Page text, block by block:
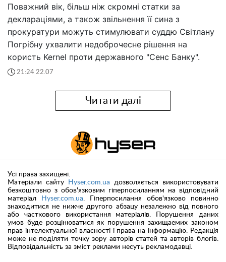
Поважний вік, більш ніж скромні статки за
деклараціями, а також звільнення її сина з
прокуратури можуть стимулювати суддю Світлану
Погрібну ухвалити недоброчесне рішення на
користь Kernel проти державного "Сенс Банку".
21:24 22.07
Читати далі
Усі права захищені.
Матеріали сайту
Hyser.com.ua дозволяється використовувати
безкоштовно з обов'язковим гіперпосиланням на відповідний
матеріал
Hyser.com.ua. Гіперпосилання обов'язково повинно
знаходитися не нижче другого абзацу незалежно від повного
або часткового використання матеріалів. Порушення даних
умов буде розцінюватися як порушення захищаемих законом
прав інтелектуальної власності і права на інформацію. Редакція
може не поділяти точку зору авторів статей та авторів блогів.
Відповідальність за зміст реклами несуть рекламодавці.